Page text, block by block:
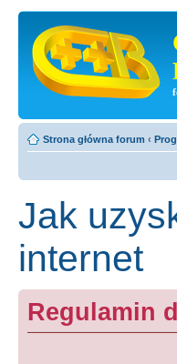
Strona główna forum ‹
Jak
internet
Regulamin